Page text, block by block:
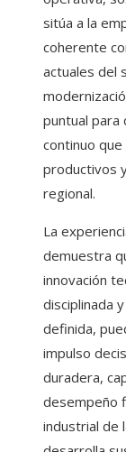
sitúa a la
coherente
actuales del
puntual para
continuo
productivos
regional.
La
demuestra
innovación
disciplinada
definida,
impulso
duradera,
desempeño
industrial de